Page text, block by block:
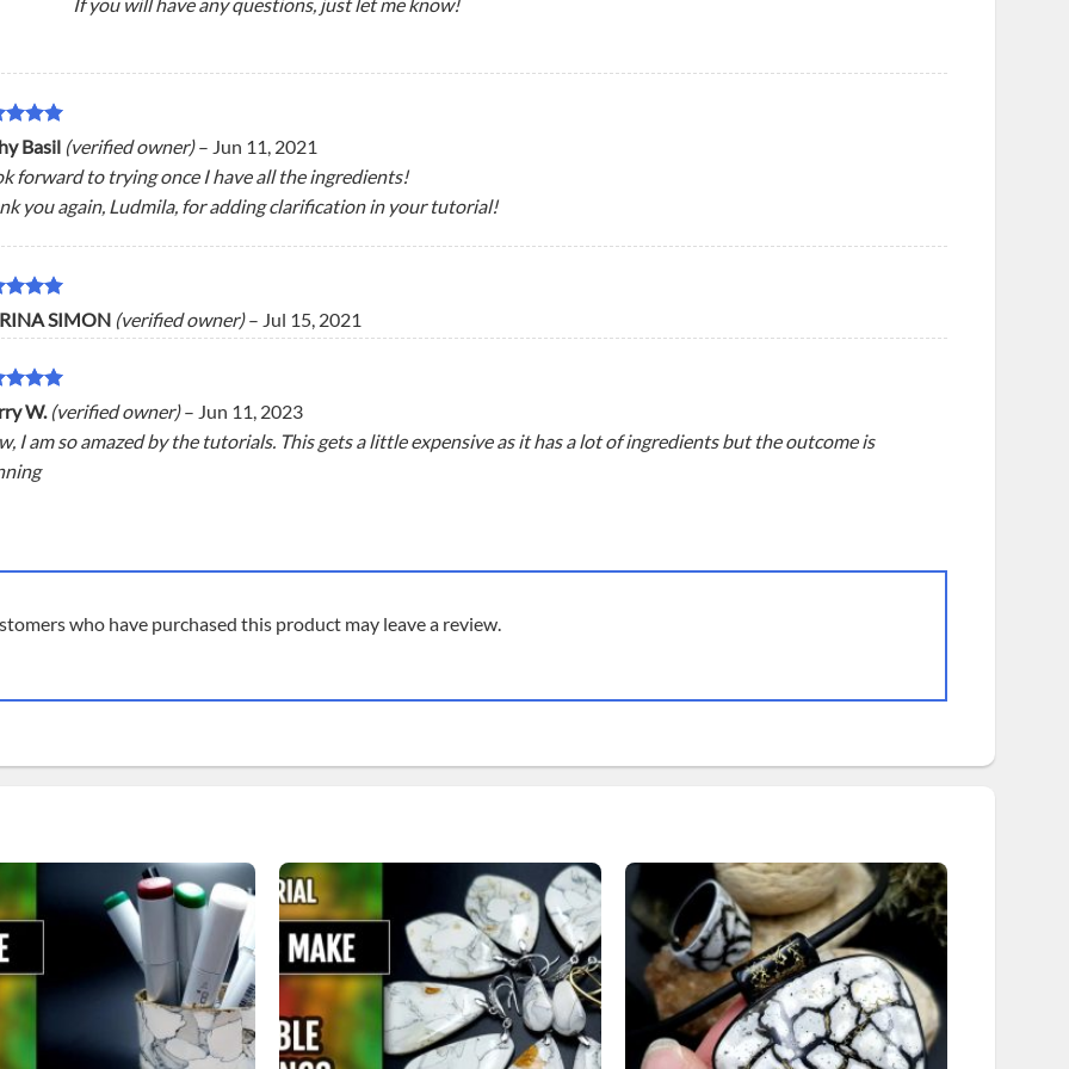
5
5
Basil (verified owner) – Jun 11, 2021
forward to trying once I have all the ingredients!
you again, Ludmila, for adding clarification in your tutorial!
5
5
SIMON (verified owner) – Jul 15, 2021
5
5
W. (verified owner) – Jun 11, 2023
I am so amazed by the tutorials. This gets a little expensive as it has a lot of ingredients but the outcome is
who have purchased this product may leave a review.